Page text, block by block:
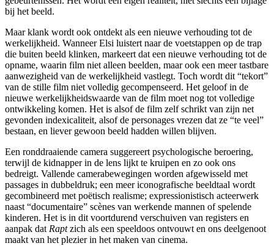
bij het beeld.
Maar klank wordt ook ontdekt als een nieuwe verhouding tot de
werkelijkheid. Wanneer Elsi luistert naar de voetstappen op de trap
die buiten beeld klinken, markeert dat een nieuwe verhouding tot de
opname, waarin film niet alleen beelden, maar ook een meer tastbare
aanwezigheid van de werkelijkheid vastlegt. Toch wordt dit “tekort”
van de stille film niet volledig gecompenseerd. Het geloof in de
nieuwe werkelijkheidswaarde van de film moet nog tot volledige
ontwikkeling komen. Het is alsof de film zelf schrikt van zijn net
gevonden indexicaliteit, alsof de personages vrezen dat ze “te veel”
bestaan, en liever gewoon beeld hadden willen blijven.
Een ronddraaiende camera suggereert psychologische beroering,
terwijl de kidnapper in de lens lijkt te kruipen en zo ook ons
bedreigt. Vallende camerabewegingen worden afgewisseld met
passages in dubbeldruk; een meer iconografische beeldtaal wordt
gecombineerd met poëtisch realisme; expressionistisch acteerwerk
naast “documentaire” scènes van werkende mannen of spelende
kinderen. Het is in dit voortdurend verschuiven van registers en
aanpak dat Raptzich als een speeldoos ontvouwt en ons deelgenoot
maakt van het plezier in het maken van cinema.